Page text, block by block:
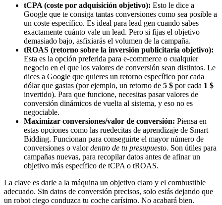
tCPA (coste por adquisición objetivo): Esto le dice a
Google que te consiga tantas conversiones como sea posible a
un coste específico. Es ideal para lead gen cuando sabes
exactamente cuánto vale un lead. Pero si fijas el objetivo
demasiado bajo, asfixiarás el volumen de la campaña.
tROAS (retorno sobre la inversión publicitaria objetivo):
Esta es la opción preferida para e-commerce o cualquier
negocio en el que los valores de conversión sean distintos. Le
dices a Google que quieres un retorno específico por cada
dólar que gastas (por ejemplo, un retorno de 5 $ por cada 1 $
invertido). Para que funcione, necesitas pasar valores de
conversión dinámicos de vuelta al sistema, y eso no es
negociable.
Maximizar conversiones/valor de conversión: Piensa en
estas opciones como las ruedecitas de aprendizaje de Smart
Bidding. Funcionan para conseguirte el mayor número de
conversiones o valordentro de tu presupuesto. Son útiles para
campañas nuevas, para recopilar datos antes de afinar un
objetivo más específico de tCPA o tROAS.
La clave es darle a la máquina un objetivo claro y el combustible
adecuado. Sin datos de conversión precisos, solo estás dejando que
un robot ciego conduzca tu coche carísimo. No acabará bien.